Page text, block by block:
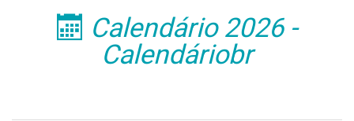
󰁣 Calendário 2026 -
Calendáriobr